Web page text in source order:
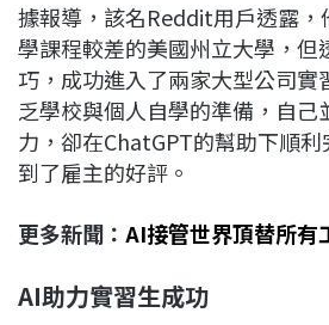
據報導，該名Reddit用戶透露，
學課程較差的美國州立大學，但
巧，成功進入了兩家大型公司實
乏學校與個人自學的準備，自己
力，卻在ChatGPT的幫助下順
到了雇主的好評。
更多新聞： AI接管世界頂替所有
AI助力實習生成功